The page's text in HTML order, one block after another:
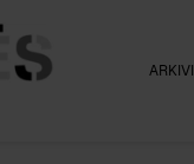
ARKIVI